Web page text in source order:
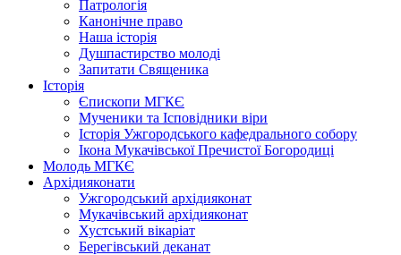
Патрологія
Канонічне право
Наша історія
Душпастирство молоді
Запитати Священика
Історія
Єпископи МГКЄ
Мученики та Ісповідники віри
Історія Ужгородського кафедрального собору
Ікона Мукачівської Пречистої Богородиці
Молодь МГКЄ
Архідияконати
Ужгородський архідияконат
Мукачівський архідияконат
Хустський вікаріат
Берегівський деканат